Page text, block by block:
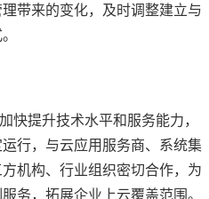
带来的变化，及时调整建立与
快提升技术水平和服务能力，
行，与云应用服务商、系统集
机构、行业组织密切合作，为
务，拓展企业上云覆盖范围。